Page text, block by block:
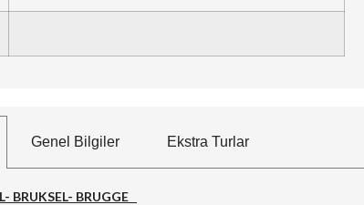
Genel Bilgiler Ekstra Turlar
BRUKSEL- BRUGGE